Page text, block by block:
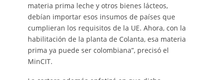
materia prima leche y otros bienes lácteos,
debían importar esos insumos de países que
cumplieran los requisitos de la UE. Ahora, con la
habilitación de la planta de Colanta, esa materia
prima ya puede ser colombiana”, precisó el
MinCIT.